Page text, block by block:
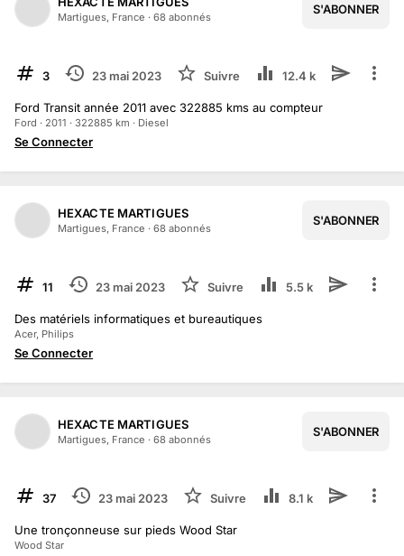
Martigues, France · 68 abonnés
S'ABONNER
TERMINÉ3 23 mai 2023 Suivre 12.4 k
Ford Transit année 2011 avec 322885 kms au compteur
Ford · 2011 · 322885 km · Diesel
Se Connecter
HEXACTE MARTIGUES
Martigues, France · 68 abonnés
S'ABONNER
TERMINÉ11 23 mai 2023 Suivre 5.5 k
Des matériels informatiques et bureautiques
Acer, Philips
Se Connecter
HEXACTE MARTIGUES
Martigues, France · 68 abonnés
S'ABONNER
TERMINÉ37 23 mai 2023 Suivre 8.1 k
Une tronçonneuse sur pieds Wood Star
Wood Star